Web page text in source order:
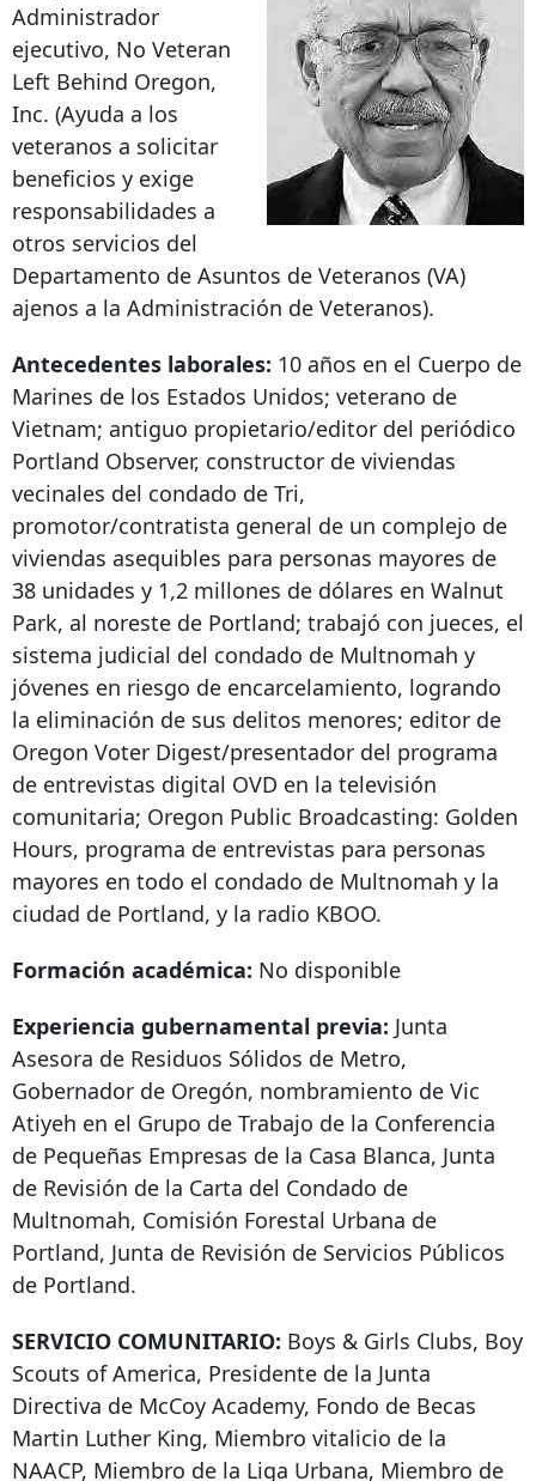
Administrador
ejecutivo, No Veteran
Left Behind Oregon,
Inc. (Ayuda a los
veteranos a solicitar
beneficios y exige
responsabilidades a
otros servicios del
Departamento de Asuntos de Veteranos (VA)
ajenos a la Administración de Veteranos).
Antecedentes laborales: 10 años en el Cuerpo de
Marines de los Estados Unidos; veterano de
Vietnam; antiguo propietario/editor del periódico
Portland Observer, constructor de viviendas
vecinales del condado de Tri,
promotor/contratista general de un complejo de
viviendas asequibles para personas mayores de
38 unidades y 1,2 millones de dólares en Walnut
Park, al noreste de Portland; trabajó con jueces, el
sistema judicial del condado de Multnomah y
jóvenes en riesgo de encarcelamiento, logrando
la eliminación de sus delitos menores; editor de
Oregon Voter Digest/presentador del programa
de entrevistas digital OVD en la televisión
comunitaria; Oregon Public Broadcasting: Golden
Hours, programa de entrevistas para personas
mayores en todo el condado de Multnomah y la
ciudad de Portland, y la radio KBOO.
Formación académica: No disponible
Experiencia gubernamental previa: Junta
Asesora de Residuos Sólidos de Metro,
Gobernador de Oregón, nombramiento de Vic
Atiyeh en el Grupo de Trabajo de la Conferencia
de Pequeñas Empresas de la Casa Blanca, Junta
de Revisión de la Carta del Condado de
Multnomah, Comisión Forestal Urbana de
Portland, Junta de Revisión de Servicios Públicos
de Portland.
SERVICIO COMUNITARIO: Boys & Girls Clubs, Boy
Scouts of America, Presidente de la Junta
Directiva de McCoy Academy, Fondo de Becas
Martin Luther King, Miembro vitalicio de la
NAACP, Miembro de la Liga Urbana, Miembro de